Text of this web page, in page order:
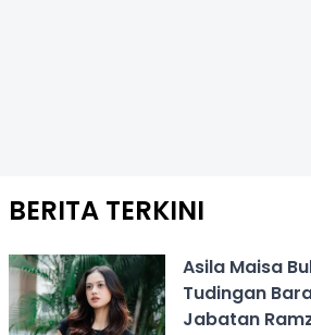
BERITA TERKINI
Asila Maisa
Tudingan
Jabatan